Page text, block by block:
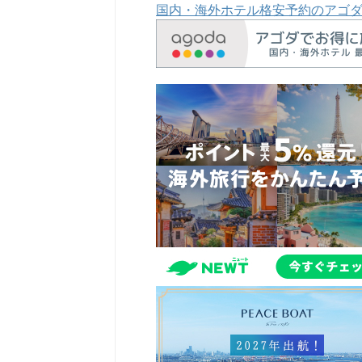
国内・海外ホテル格安予約のアゴダ